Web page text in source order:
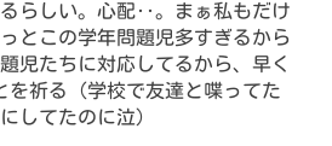
らしい。心配‥。まぁ私もだけ
とこの学年問題児多すぎるから
児たちに対応してるから、早く
を祈る（学校で友達と喋ってた
してたのに泣）